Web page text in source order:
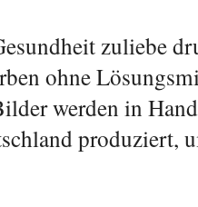
zuliebe
ohne
werden in
produziert,